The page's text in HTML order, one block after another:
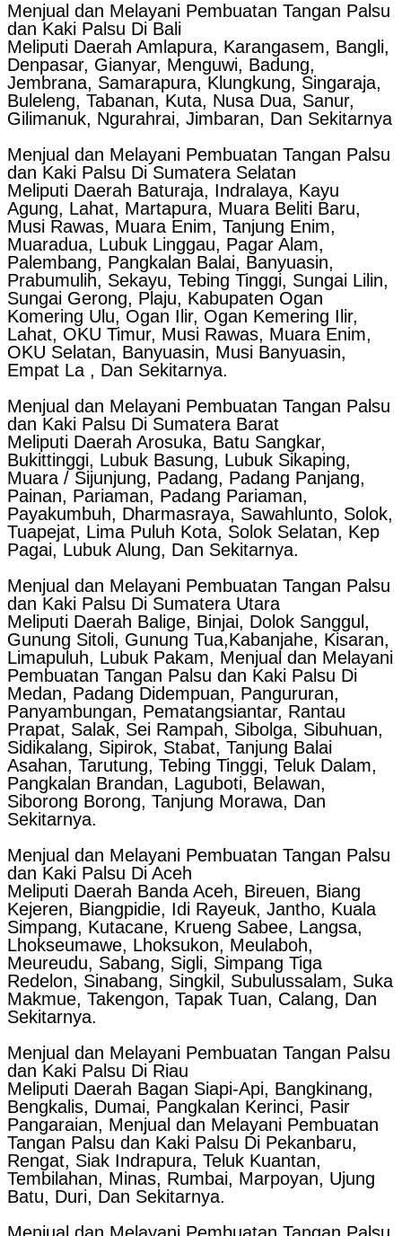
Menjual dan Melayani Pembuatan Tangan Palsu
dan Kaki Palsu Di Bali
Meliputi Daerah Amlapura, Karangasem, Bangli,
Denpasar, Gianyar, Menguwi, Badung,
Jembrana, Samarapura, Klungkung, Singaraja,
Buleleng, Tabanan, Kuta, Nusa Dua, Sanur,
Gilimanuk, Ngurahrai, Jimbaran, Dan Sekitarnya
Menjual dan Melayani Pembuatan Tangan Palsu
dan Kaki Palsu Di Sumatera Selatan
Meliputi Daerah Baturaja, Indralaya, Kayu
Agung, Lahat, Martapura, Muara Beliti Baru,
Musi Rawas, Muara Enim, Tanjung Enim,
Muaradua, Lubuk Linggau, Pagar Alam,
Palembang, Pangkalan Balai, Banyuasin,
Prabumulih, Sekayu, Tebing Tinggi, Sungai Lilin,
Sungai Gerong, Plaju, Kabupaten Ogan
Komering Ulu, Ogan Ilir, Ogan Kemering Ilir,
Lahat, OKU Timur, Musi Rawas, Muara Enim,
OKU Selatan, Banyuasin, Musi Banyuasin,
Empat La , Dan Sekitarnya.
Menjual dan Melayani Pembuatan Tangan Palsu
dan Kaki Palsu Di Sumatera Barat
Meliputi Daerah Arosuka, Batu Sangkar,
Bukittinggi, Lubuk Basung, Lubuk Sikaping,
Muara / Sijunjung, Padang, Padang Panjang,
Painan, Pariaman, Padang Pariaman,
Payakumbuh, Dharmasraya, Sawahlunto, Solok,
Tuapejat, Lima Puluh Kota, Solok Selatan, Kep
Pagai, Lubuk Alung, Dan Sekitarnya.
Menjual dan Melayani Pembuatan Tangan Palsu
dan Kaki Palsu Di Sumatera Utara
Meliputi Daerah Balige, Binjai, Dolok Sanggul,
Gunung Sitoli, Gunung Tua,Kabanjahe, Kisaran,
Limapuluh, Lubuk Pakam, Menjual dan Melayani
Pembuatan Tangan Palsu dan Kaki Palsu Di
Medan, Padang Didempuan, Pangururan,
Panyambungan, Pematangsiantar, Rantau
Prapat, Salak, Sei Rampah, Sibolga, Sibuhuan,
Sidikalang, Sipirok, Stabat, Tanjung Balai
Asahan, Tarutung, Tebing Tinggi, Teluk Dalam,
Pangkalan Brandan, Laguboti, Belawan,
Siborong Borong, Tanjung Morawa, Dan
Sekitarnya.
Menjual dan Melayani Pembuatan Tangan Palsu
dan Kaki Palsu Di Aceh
Meliputi Daerah Banda Aceh, Bireuen, Biang
Kejeren, Biangpidie, Idi Rayeuk, Jantho, Kuala
Simpang, Kutacane, Krueng Sabee, Langsa,
Lhokseumawe, Lhoksukon, Meulaboh,
Meureudu, Sabang, Sigli, Simpang Tiga
Redelon, Sinabang, Singkil, Subulussalam, Suka
Makmue, Takengon, Tapak Tuan, Calang, Dan
Sekitarnya.
Menjual dan Melayani Pembuatan Tangan Palsu
dan Kaki Palsu Di Riau
Meliputi Daerah Bagan Siapi-Api, Bangkinang,
Bengkalis, Dumai, Pangkalan Kerinci, Pasir
Pangaraian, Menjual dan Melayani Pembuatan
Tangan Palsu dan Kaki Palsu Di Pekanbaru,
Rengat, Siak Indrapura, Teluk Kuantan,
Tembilahan, Minas, Rumbai, Marpoyan, Ujung
Batu, Duri, Dan Sekitarnya.